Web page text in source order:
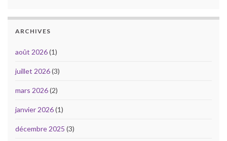
ARCHIVES
août 2026(1)
juillet 2026(3)
mars 2026(2)
janvier 2026(1)
décembre 2025 (3)